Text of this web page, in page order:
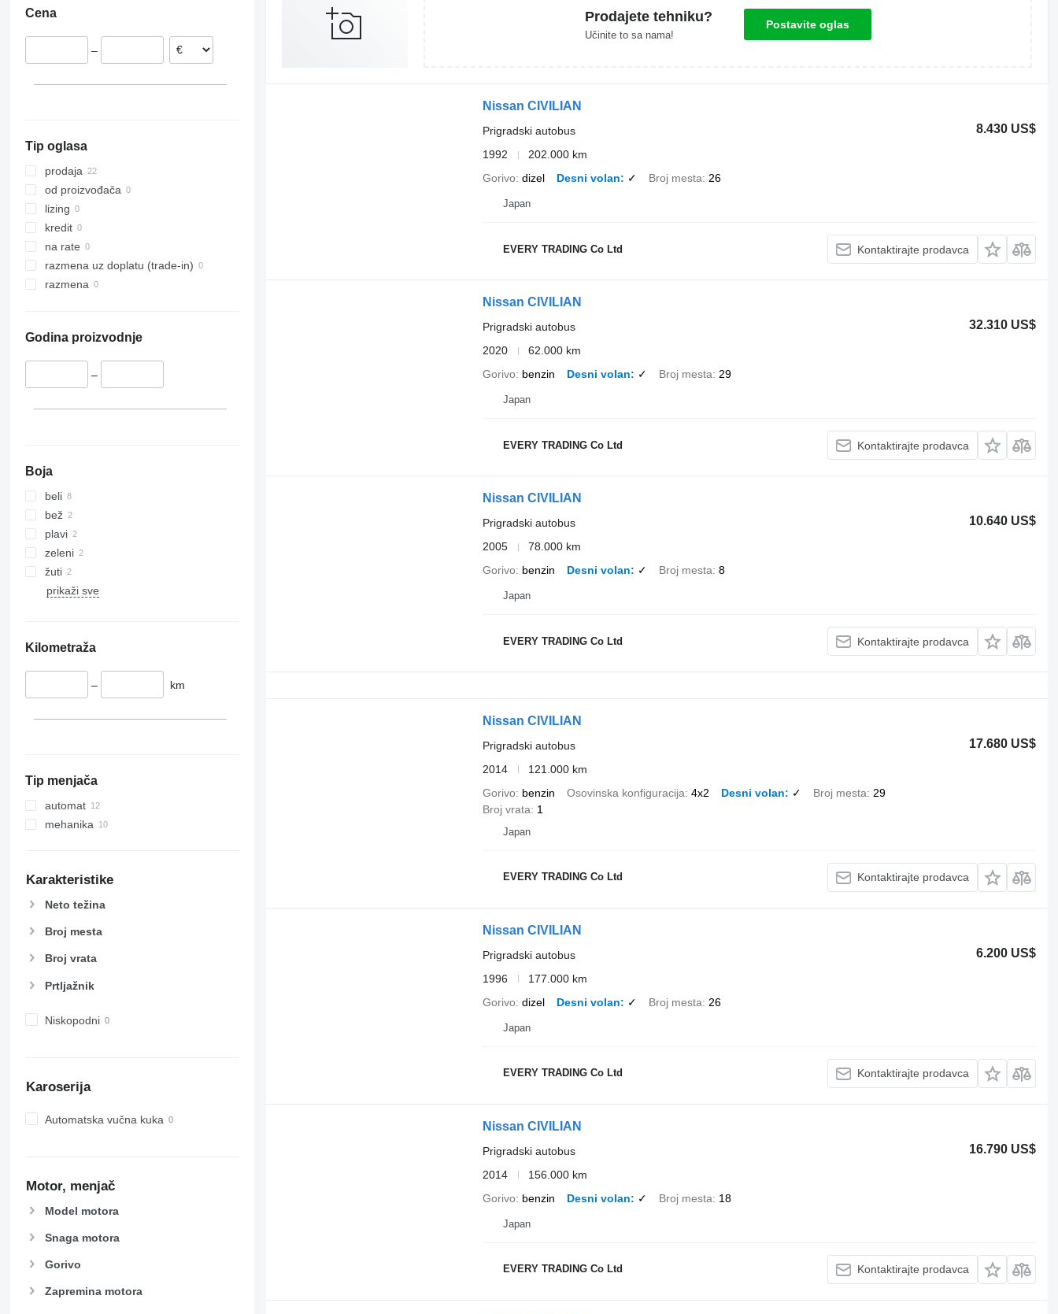
Cena
–
Tip oglasa
prodaja
od proizvođača
lizing
kredit
na rate
razmena uz doplatu (trade-in)
razmena
Godina proizvodnje
–
Boja
beli
bež
plavi
zeleni
žuti
prikaži sve
Kilometraža
– km
Tip menjača
automat
mehanika
Karakteristike
Neto težina
Broj mesta
Broj vrata
Prtljažnik
Niskopodni
Karoserija
Automatska vučna kuka
Motor, menjač
Model motora
Snaga motora
Gorivo
Zapremina motora
Prodajete tehniku?
Učinite to sa nama!
Postavite oglas
Nissan CIVILIAN
8.430 US$
Prigradski autobus
1992
202.000 km
Gorivo dizel Desni volan ✓ Broj mesta 26
Japan
EVERY TRADING Co Ltd Kontaktirajte prodavca
Nissan CIVILIAN
32.310 US$
Prigradski autobus
2020
62.000 km
Gorivo
benzin Desni volan ✓ Broj mesta 29
Japan
EVERY TRADING Co Ltd Kontaktirajte prodavca
Nissan CIVILIAN
10.640 US$
Prigradski autobus
2005
78.000 km
Gorivo
benzin Desni volan ✓ Broj mesta 8
Japan
EVERY TRADING Co Ltd Kontaktirajte prodavca
Nissan CIVILIAN
17.680 US$
Prigradski autobus
2014
121.000 km
Gorivo
benzin Osovinska konfiguracija 4x2 Desni volan ✓ Broj mesta
29
Broj vrata
1
Japan
EVERY TRADING Co Ltd Kontaktirajte prodavca
Nissan CIVILIAN
6.200 US$
Prigradski autobus
1996
177.000 km
Gorivo dizel Desni volan ✓ Broj mesta 26
Japan
EVERY TRADING Co Ltd Kontaktirajte prodavca
Nissan CIVILIAN
16.790 US$
Prigradski autobus
2014
156.000 km
Gorivo
benzin Desni volan ✓ Broj mesta 18
Japan
EVERY TRADING Co Ltd Kontaktirajte prodavca